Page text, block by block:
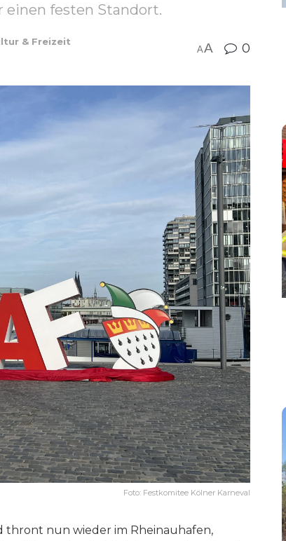
einen festen Standort.
& Freizeit
AA 0
Foto: Festkomitee Kölner Karneval
thront nun wieder im Rheinauhafen,